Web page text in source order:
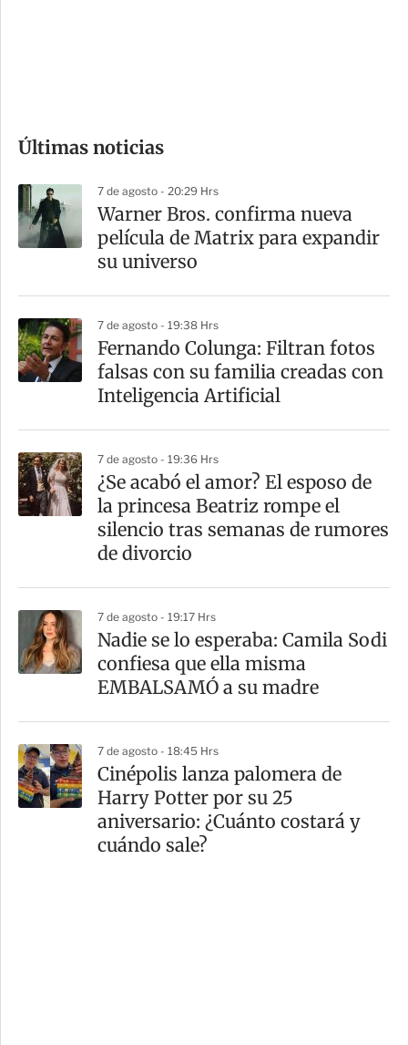
m
a
r
t
Últimas noticias
7 de agosto - 20:29 Hrs
Warner Bros. confirma nueva
película de Matrix para expandir
su universo
7 de agosto - 19:38 Hrs
Fernando Colunga: Filtran fotos
falsas con su familia creadas con
Inteligencia Artificial
7 de agosto - 19:36 Hrs
¿Se acabó el amor? El esposo de
la princesa Beatriz rompe el
silencio tras semanas de rumores
de divorcio
7 de agosto - 19:17 Hrs
Nadie se lo esperaba: Camila Sodi
confiesa que ella misma
EMBALSAMÓ a su madre
7 de agosto - 18:45 Hrs
Cinépolis lanza palomera de
Harry Potter por su 25
aniversario: ¿Cuánto costará y
cuándo sale?